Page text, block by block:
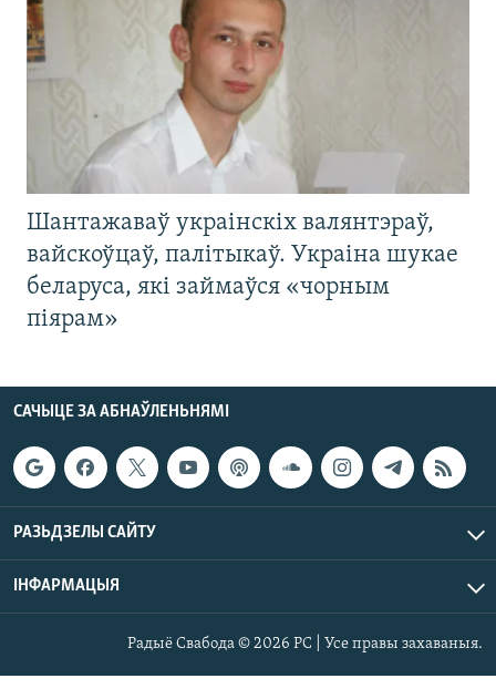
Шантажаваў украінскіх валянтэраў,
вайскоўцаў, палітыкаў. Украіна шукае
беларуса, які займаўся «чорным
піярам»
САЧЫЦЕ ЗА АБНАЎЛЕНЬНЯМІ
РАЗЬДЗЕЛЫ САЙТУ
ІНФАРМАЦЫЯ
Радыё Свабода © 2026 РС | Усе правы захаваныя.